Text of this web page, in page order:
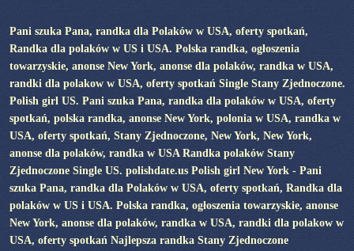
Pani szuka Pana, randka dla Polaków w USA, oferty spotkań,
Randka dla polaków w US i USA. Polska randka, ogłoszenia
towarzyskie, anonse New York, anonse dla polaków, randka w USA,
randki dla polakow w USA, oferty spotkań Single Stany Zjednoczone.
Polish girl US. Pani szuka Pana, randka dla polaków w USA, oferty
spotkań, polska randka, anonse New York, polonia w USA, randka w
USA, oferty spotkań, Stany Zjednoczone, New York, New York,
anonse dla polaków, randka w USA Randka polaków Stany
Zjednoczone Single US. polishdate.us Polish girl New York - Pani
szuka Pana, randka dla Polaków w USA, oferty spotkań, Randka dla
polaków w US i USA. Polska randka, ogłoszenia towarzyskie, anonse
New York, anonse dla polaków, randka w USA, randki dla polakow w
USA, oferty spotkań Najlepsza randka Stany Zjednoczone